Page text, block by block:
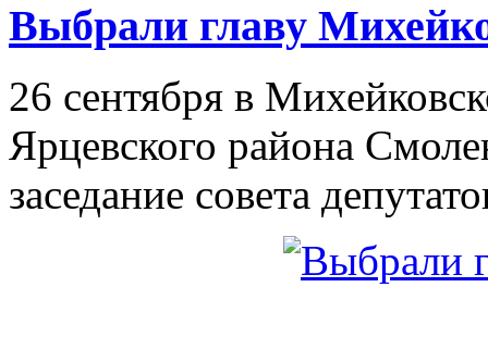
Выбрали главу
26 сентября в
Ярцевского района
заседание совета